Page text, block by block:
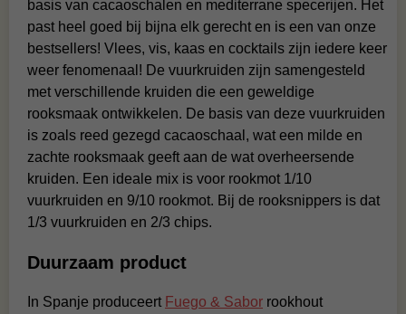
basis van cacaoschalen en mediterrane specerijen. Het
past heel goed bij bijna elk gerecht en is een van onze
bestsellers! Vlees, vis, kaas en cocktails zijn iedere keer
weer fenomenaal! De vuurkruiden zijn samengesteld
met verschillende kruiden die een geweldige
rooksmaak ontwikkelen. De basis van deze vuurkruiden
is zoals reed gezegd cacaoschaal, wat een milde en
zachte rooksmaak geeft aan de wat overheersende
kruiden. Een ideale mix is voor rookmot 1/10
vuurkruiden en 9/10 rookmot. Bij de rooksnippers is dat
1/3 vuurkruiden en 2/3 chips.
Duurzaam product
In Spanje produceert Fuego & Sabor rookhout